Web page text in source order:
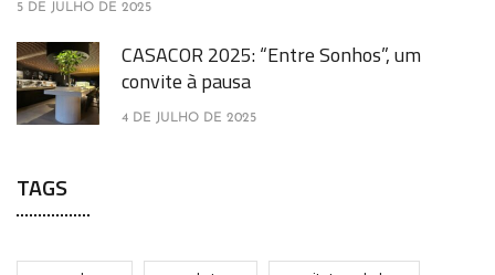
5 DE JULHO DE 2025
CASACOR 2025: “Entre Sonhos”, um
convite à pausa
4 DE JULHO DE 2025
TAGS